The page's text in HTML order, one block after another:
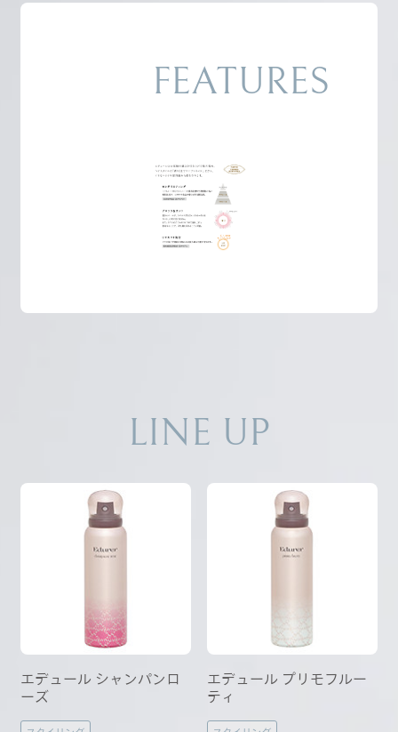
FEATURES
LINE UP
エデュール シャンパンロ
ーズ
エデュール プリモフルー
ティ